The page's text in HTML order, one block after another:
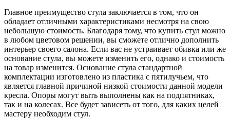
Главное преимущество стула заключается в том, что он
обладает отличными характеристиками несмотря на свою
небольшую стоимость. Благодаря тому, что купить стул можно
в любом цветовом решении, вы сможете отлично дополнить
интерьер своего салона. Если вас не устраивает обивка или же
основание стула, вы можете изменить его, однако и стоимость
на товар изменится. Основание стула стандартной
комплектации изготовлено из пластика с пятилучьем, что
является главной причиной низкой стоимости данной модели
кресла. Опоры могут выть выполнены как на подпятниках,
так и на колесах. Все будет зависеть от того, для каких целей
мастеру необходим стул.